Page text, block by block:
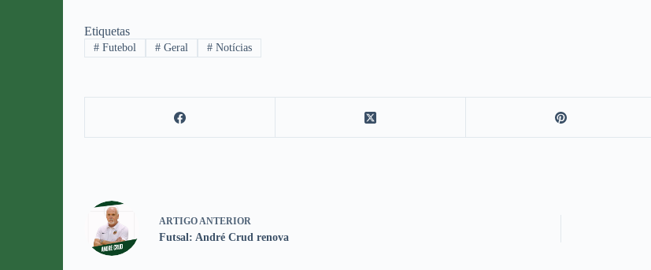
Etiquetas
# Futebol #Geral #Notícias
ARTIGOANTERIOR
Futsal: André Crud renova